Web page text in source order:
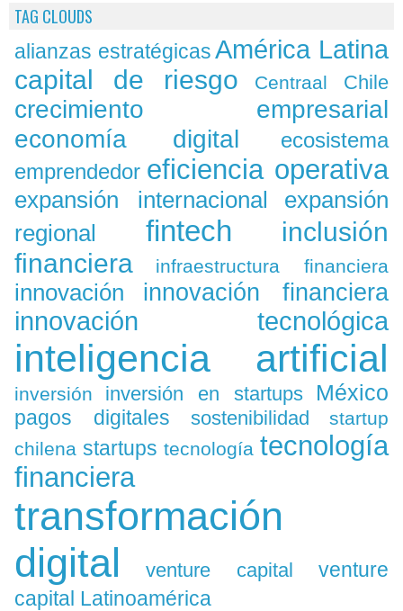
TAG CLOUDS
alianzas estratégicas América Latina
capital de riesgo Centraal Chile
crecimiento empresarial
economía digital
ecosistema
emprendedor eficiencia operativa
expansión internacional
expansión
regional
fintech
inclusión
financiera
infraestructura financiera
innovación innovación financiera
innovación tecnológica
inteligencia artificial
inversión inversión en startups México
pagos digitales sostenibilidad
startup
chilena startups tecnología tecnología
financiera
transformación
digital
venture capital
venture
capital Latinoamérica